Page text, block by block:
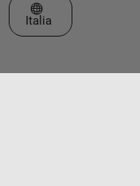
Seleziona un sito web
Italia